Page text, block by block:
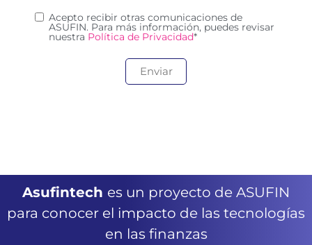
Acepto recibir otras comunicaciones de
ASUFIN. Para más información, puedes revisar
nuestra Política de Privacidad*
Asufintech es un proyecto de ASUFIN
para conocer el impacto de las tecnologías
en las finanzas